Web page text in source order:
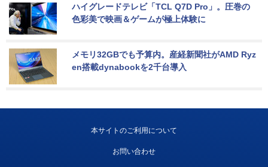
ハイグレードテレビ「TCL Q7D Pro」。圧巻の
色彩美で映画＆ゲームが極上体験に
メモリ32GBでも予算内。産経新聞社がAMD Ryz
en搭載dynabookを2千台導入
本サイトのご利用について
お問い合わせ